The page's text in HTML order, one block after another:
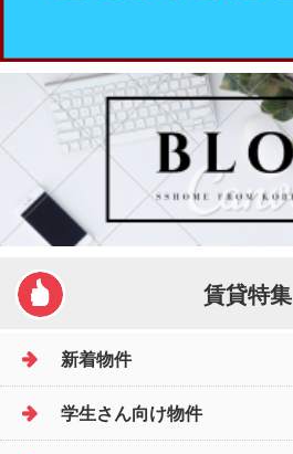
賃貸特集
新着物件
学生さん向け物件